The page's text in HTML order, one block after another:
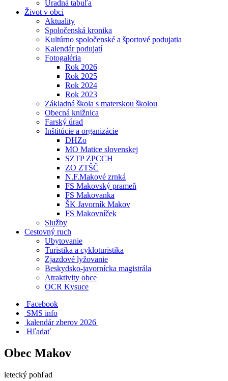
Úradná tabuľa
Život v obci
Aktuality
Spoločenská kronika
Kultúrno spoločenské a športové podujatia
Kalendár podujatí
Fotogaléria
Rok 2026
Rok 2025
Rok 2024
Rok 2023
Základná škola s materskou školou
Obecná knižnica
Farský úrad
Inštitúcie a organizácie
DHZo
MO Matice slovenskej
SZTP ZPCCH
ZO ZTŠČ
N.F.Makové zrnká
FS Makovský prameň
FS Makovanka
ŠK Javorník Makov
FS Makovníček
Služby
Cestovný ruch
Ubytovanie
Turistika a cykloturistika
Zjazdové lyžovanie
Beskydsko-javornícka magistrála
Atraktivity obce
OCR Kysuce
Facebook
SMS info
​ kalendár zberov 2026
Hľadať
Obec Makov
letecký pohľad